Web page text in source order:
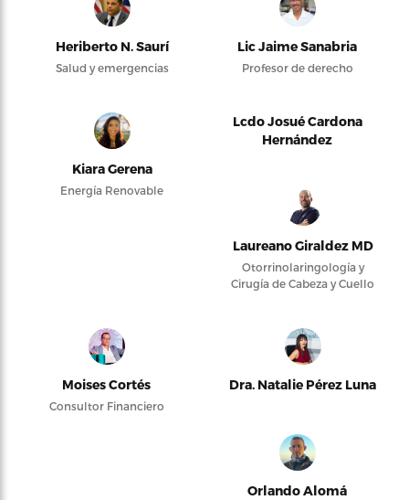
Heriberto N. Saurí
Salud y emergencias
Lic Jaime Sanabria
Profesor de derecho
Kiara Gerena
Energía Renovable
Lcdo Josué Cardona
Hernández
Laureano Giraldez MD
Otorrinolaringología y
Cirugía de Cabeza y Cuello
Moises Cortés
Consultor Financiero
Dra. Natalie Pérez Luna
Orlando Alomá